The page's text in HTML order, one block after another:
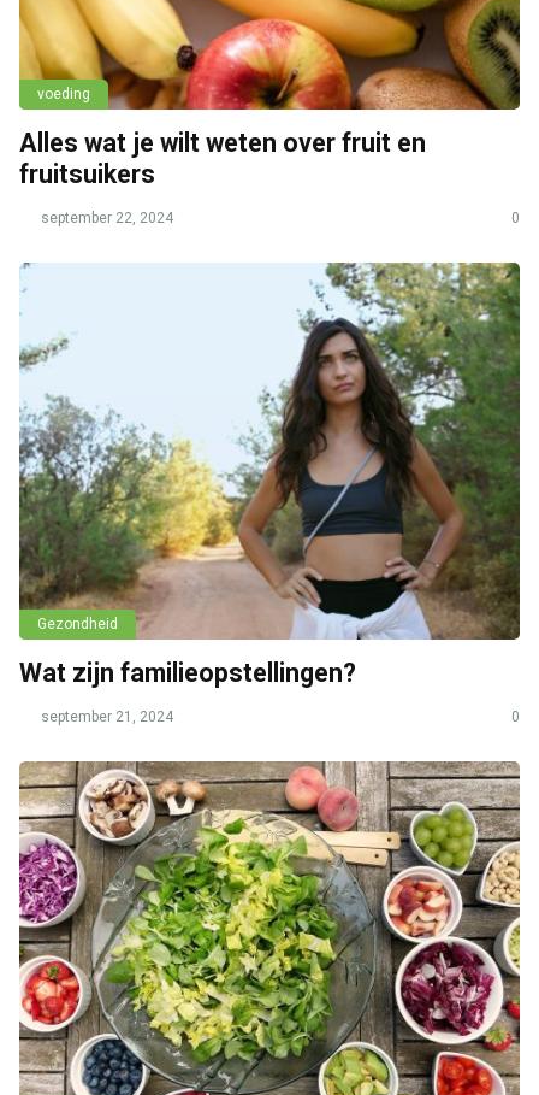
voeding
Alles wat je wilt weten over fruit en
fruitsuikers
september 22, 2024 0
Gezondheid
Wat zijn familieopstellingen?
september 21, 2024 0